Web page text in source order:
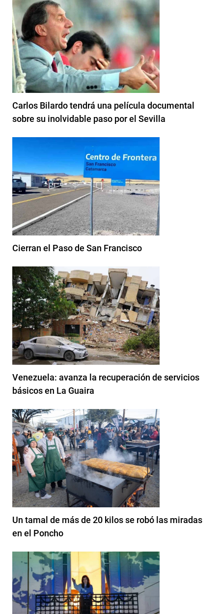
Carlos Bilardo tendrá una película documental
sobre su inolvidable paso por el Sevilla
Cierran el Paso de San Francisco
Venezuela: avanza la recuperación de servicios
básicos en La Guaira
Un tamal de más de 20 kilos se robó las miradas
en el Poncho